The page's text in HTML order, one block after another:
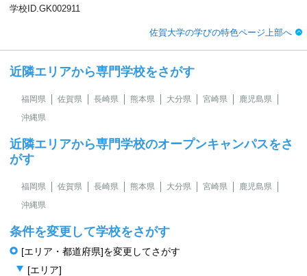
学校ID.GK002911
佐賀大学の学びの特色ページ上部へ
近隣エリアから専門学校をさがす
福岡県 佐賀県 長崎県 熊本県 大分県 宮崎県
鹿児島県
沖縄県
近隣エリアから専門学校のオープンキャンパスをさ
がす
福岡県 佐賀県 長崎県 熊本県 大分県 宮崎県
鹿児島県
沖縄県
条件を変更して学校をさがす
[エリア・都道府県]を変更してさがす
[エリア]